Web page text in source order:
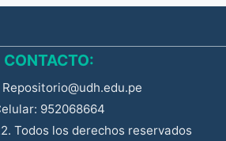
CONTACTO:
952068664
Todos los derechos reservados